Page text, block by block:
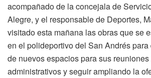
acompañado de la concejala de
Alegre, y el responsable de Deportes,
visitado esta mañana las obras que se
en el polideportivo del San Andrés
de nuevos espacios para sus
administrativos y seguir ampliando la